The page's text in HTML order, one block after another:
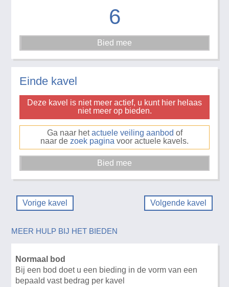
6
Einde kavel
Deze kavel is niet meer actief, u kunt hier helaas
niet meer op bieden.
Ga naar hetactuele veiling aanbod of
naar de zoek pagina voor actuele kavels.
Vorige kavel Volgende kavel
MEER HULP BIJ HET BIEDEN
Normaal bod
Bij een bod doet u een bieding in de vorm van een
bepaald vast bedrag per kavel